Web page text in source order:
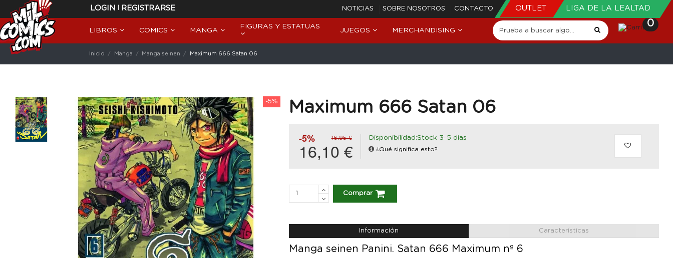
LOGIN | REGISTRARSE NOTICIAS SOBRE NOSOTROS CONTACTO OUTLET LIGA DE LA LEALTAD
LIBROS COMICS MANGA
FIGURAS Y ESTATUAS
JUEGOS MERCHANDISING
0
Inicio Manga Manga seinen Maximum 666 Satan 06
-5% Maximum 666 Satan 06
-5% 16,95 €
16,10 €
Disponibilidad:Stock 3-5 días
¿Qué significa esto?
Comprar
Información Características
Manga seinen Panini. Satan 666 Maximum nº 6